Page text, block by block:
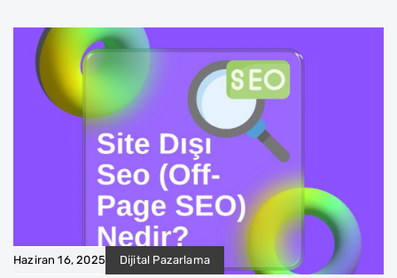
Haziran 16, 2025 Dijital Pazarlama